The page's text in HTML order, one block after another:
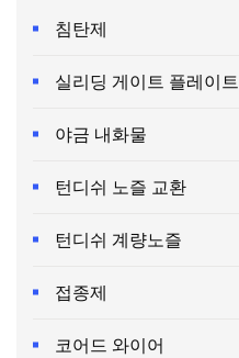
침탄제
실리딩 게이트 플레이트
야금 내화물
턴디쉬 노즐 교환
턴디쉬 계량노즐
접종제
코어드 와이어